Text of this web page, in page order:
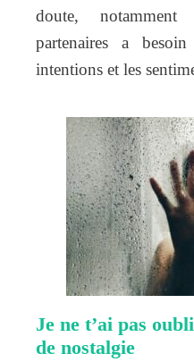
doute,
partenaires a
intentions et les
Je ne t’ai pas
de nostalgie